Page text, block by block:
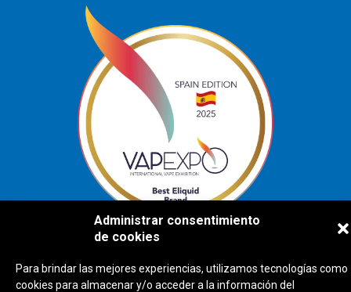
Administrar consentimiento
de cookies
Para brindar las mejores experiencias, utilizamos tecnologías como
cookies para almacenar y/o acceder a la información del
AVISO LEGAL